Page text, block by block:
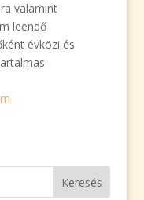
valamint
leendő
évközi és